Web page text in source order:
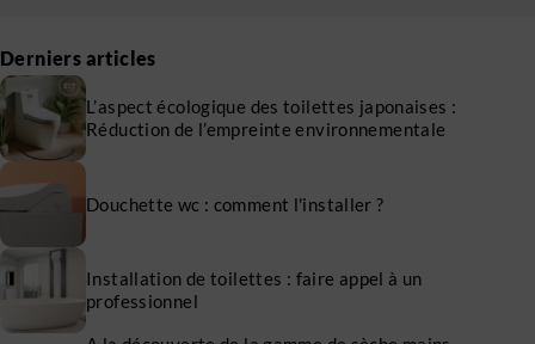
Derniers articles
L’aspect écologique des toilettes japonaises :
Réduction de l’empreinte environnementale
Douchette wc : comment l'installer ?
Installation de toilettes : faire appel à un
professionnel